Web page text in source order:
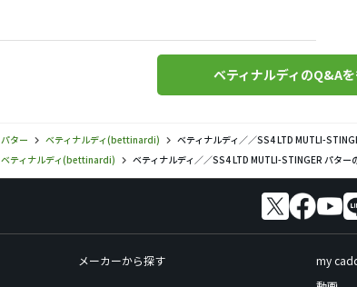
ベティナルディのQ&A
パター ベティナルディ(bettinardi)
ベティナルディ／／SS4 LTD MUTLI-
ベティナルディ(bettinardi) ベティナルディ／／SS4 LTD MUTLI-STINGER パター
メーカーから探す
my